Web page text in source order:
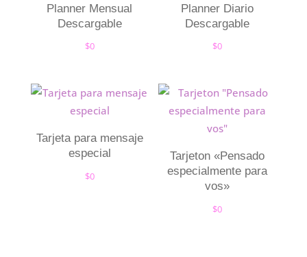
Planner Mensual
Descargable
$0
Planner Diario
Descargable
$0
Tarjeta para mensaje
especial
$0
Tarjeton «Pensado
especialmente para
vos»
$0